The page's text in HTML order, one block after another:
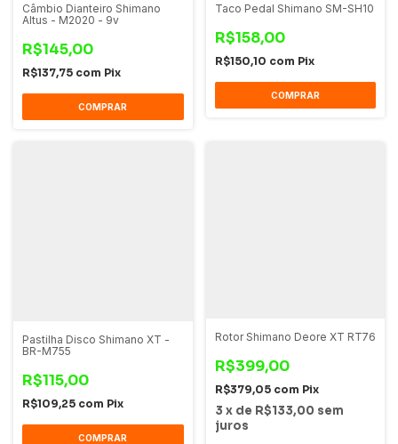
Câmbio Dianteiro Shimano
Altus - M2020 - 9v
R$145,00
R$137,75 com Pix
COMPRAR
Taco Pedal Shimano SM-SH10
R$158,00
R$150,10 com Pix
COMPRAR
Pastilha Disco Shimano XT -
BR-M755
R$115,00
R$109,25 com Pix
COMPRAR
Rotor Shimano Deore XT RT76
R$399,00
R$379,05 com Pix
3 x de R$133,00 sem
juros